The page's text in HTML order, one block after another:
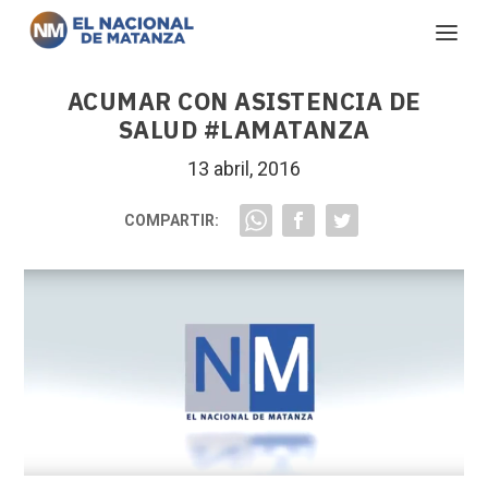
ACUMAR CON ASISTENCIA DE
SALUD #LAMATANZA
13 abril, 2016
COMPARTIR: